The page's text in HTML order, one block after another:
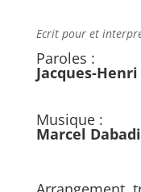
Ecrit pour et
Paroles :
Jacques-Henri
Musique :
Marcel